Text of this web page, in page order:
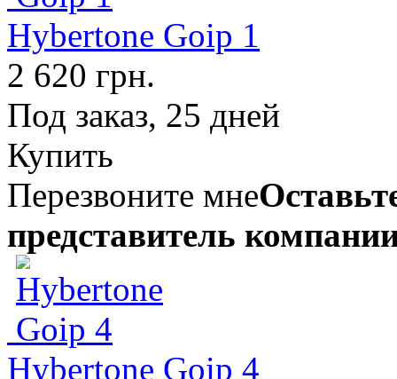
Hybertone Goip 1
2 620 грн.
Под заказ, 25 дней
Купить
Перезвоните мне
представитель
Hybertone Goip 4